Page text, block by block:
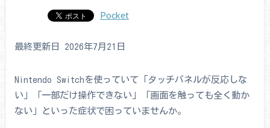
Pocket
最終更新日 2026年7月21日
Nintendo Switchを使っていて「タッチパネルが反応しな
い」「一部だけ操作できない」「画面を触っても全く動か
ない」といった症状で困っていませんか。